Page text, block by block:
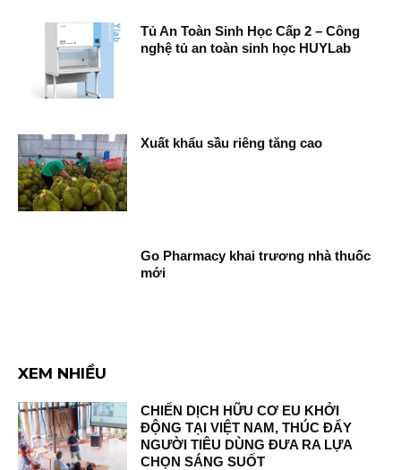
Tủ An Toàn Sinh Học Cấp 2 – Công
nghệ tủ an toàn sinh học HUYLab
Xuất khẩu sầu riêng tăng cao
Go Pharmacy khai trương nhà thuốc
mới
XEM NHIỀU
CHIẾN DỊCH HỮU CƠ EU KHỞI
ĐỘNG TẠI VIỆT NAM, THÚC ĐẨY
NGƯỜI TIÊU DÙNG ĐƯA RA LỰA
CHỌN SÁNG SUỐT